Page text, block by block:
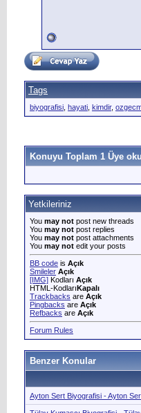
Tags
biyografisi hayati kimdir,
Konuyu Toplam 1 Üye
Yetkileriniz
You may not post new threads
You may not post replies
You may not post attachments
You may not edit your posts
BB code is Açık
Smileler Açık
[IMG] Kodları Açık
HTML-KodlarıKapalı
Trackbacks are Açık
Pingbacks are Açık
Refbacks are Açık
Forum Rules
Benzer Konular
Ayton Sert Biyografisi - Ayton